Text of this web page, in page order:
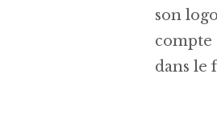
son
compte
dans le